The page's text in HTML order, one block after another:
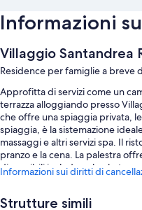
Informazioni
Villaggio Santandrea
Residence per famiglie a breve
Approfitta di servizi come un
terrazza alloggiando presso
che offre una spiaggia privata,
spiaggia, è la sistemazione
massaggi e altri servizi spa. Il
pranzo e la cena. La palestra
disponibili includono basket e
Informazioni sui diritti di
Strutture simili